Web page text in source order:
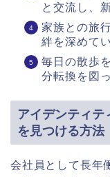
と交流し、
家族との旅
絆を深めてい
毎日の散歩
分転換を図
アイデンティテ
を見つける方法
会社員として長年